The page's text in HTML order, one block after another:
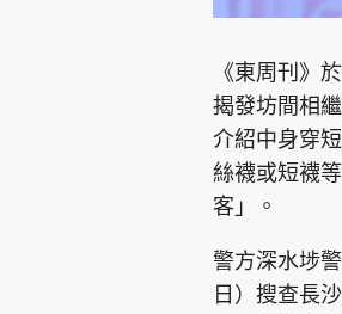
《東周刊》
揭發坊間相
介紹中身穿
絲襪或短襪
客」。
警方深水埗
日）搜查長